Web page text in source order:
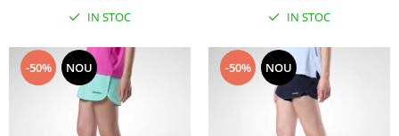
IN STOC IN STOC
-50% NOU -50% NOU